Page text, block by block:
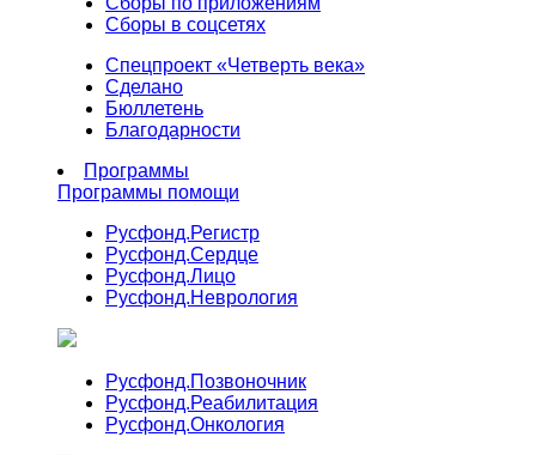
Сборы в соцсетях
Спецпроект «Четверть века»
Сделано
Бюллетень
Благодарности
Программы
Программы помощи
Русфонд.Регистр
Русфонд.Сердце
Русфонд.Лицо
Русфонд.Неврология
Русфонд.Позвоночник
Русфонд.Реабилитация
Русфонд.Онкология